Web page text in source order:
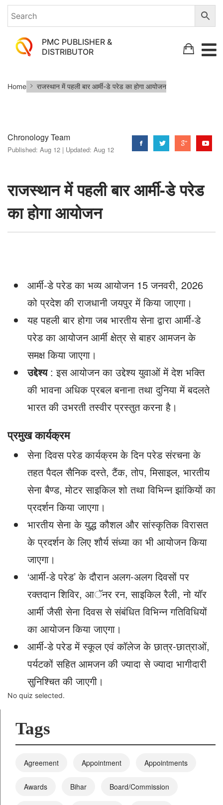
PMC PUBLISHER &
DISTRIBUTOR
राजस्थान
आर्मी-
का
होगा
आयोजन
Home राजस्थान में पहली बार आर्मी-डे परेड का होगा आयोजन
Chronology Team
Published: Aug 12 | Updated: Aug 12
राजस्थान में पहली बार आर्मी-डे परेड
का होगा आयोजन
आर्मी-डे परेड का भव्य आयोजन 15 जनवरी, 2026
को प्रदेश की राजधानी जयपुर में किया जाएगा।
यह पहली बार होगा जब भारतीय सेना द्वारा आर्मी-डे
परेड का आयोजन आर्मी क्षेत्र से बाहर आमजन के
समक्ष किया जाएगा।
उद्देश्य: इस आयोजन का उद्देश्य युवाओं में देश भक्ति
की भावना अधिक प्रबल बनाना तथा दुनिया में बदलते
भारत की उभरती तस्वीर प्रस्तुत करना है।
प्रमुख कार्यक्रम
सेना दिवस परेड कार्यक्रम के दिन परेड संरचना के
तहत पैदल सैनिक दस्ते, टैंक, तोप, मिसाइल, भारतीय
सेना बैण्ड, मोटर साइकिल शो तथा विभिन्न झांकियों का
प्रदर्शन किया जाएगा।
भारतीय सेना के युद्ध कौशल और सांस्कृतिक विरासत
के प्रदर्शन के लिए शौर्य संध्या का भी आयोजन किया
जाएगा।
‘आर्मी-डे परेड’ के दौरान अलग-अलग दिवसों पर
रक्तदान शिविर, आॅनर रन, साइकिल रैली, नो यॉर
आर्मी जैसी सेना दिवस से संबंधित विभिन्न गतिविधियों
का आयोजन किया जाएगा।
आर्मी-डे परेड में स्कूल एवं कॉलेज के छात्र-छात्राओं,
पर्यटकों सहित आमजन की ज्यादा से ज्यादा भागीदारी
सुनिश्चित की जाएगी।
No quiz selected.
Tags
Agreement Appointment Appointments
Awards Bihar Board/Commission